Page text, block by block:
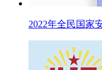
2022年全民国家